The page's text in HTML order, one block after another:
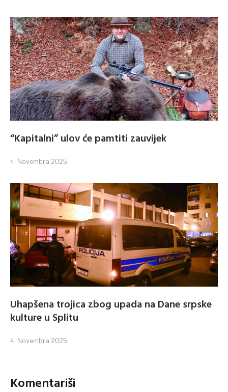
“Kapitalni” ulov će pamtiti zauvijek
4. Novembra 2025.
Uhapšena trojica zbog upada na Dane srpske
kulture u Splitu
4. Novembra 2025.
Komentariši